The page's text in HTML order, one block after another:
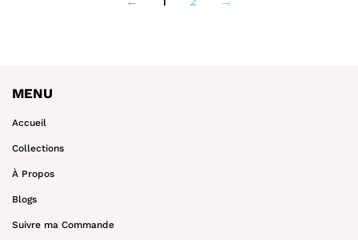
MENU
Accueil
Collections
À Propos
Blogs
Suivre ma Commande